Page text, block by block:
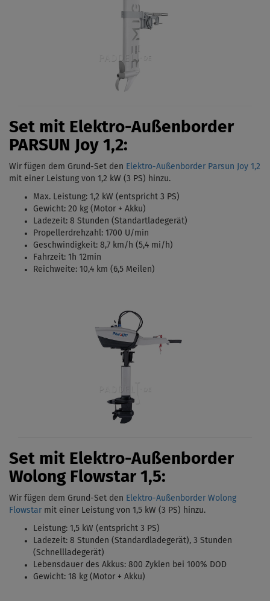
Set mit Elektro-Außenborder
PARSUN Joy 1,2:
Wir fügen dem Grund-Set den Elektro-Außenborder Parsun Joy 1,2
mit einer Leistung von 1,2 kW (3 PS) hinzu.
Max. Leistung: 1,2 kW (entspricht 3 PS)
Gewicht: 20 kg (Motor + Akku)
Ladezeit: 8 Stunden (Standartladegerät)
Propellerdrehzahl: 1700 U/min
Geschwindigkeit: 8,7 km/h (5,4 mi/h)
Fahrzeit: 1h 12min
Reichweite: 10,4 km (6,5 Meilen)
Set mit Elektro-Außenborder
Wolong Flowstar 1,5:
Wir fügen dem Grund-Set den Elektro-Außenborder Wolong
Flowstar mit einer Leistung von 1,5 kW (3 PS) hinzu.
Leistung: 1,5 kW (entspricht 3 PS)
Ladezeit: 8 Stunden (Standardladegerät), 3 Stunden
(Schnellladegerät)
Lebensdauer des Akkus: 800 Zyklen bei 100% DOD
Gewicht: 18 kg (Motor + Akku)